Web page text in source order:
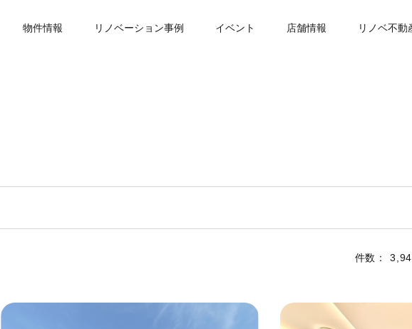
物件情報 リノベーション事例 イベント 店舗情報 リノベ不動
件数：